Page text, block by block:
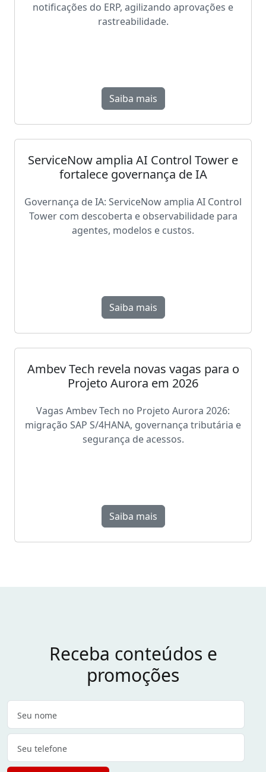
notificações do ERP, agilizando aprovações e
rastreabilidade.
Saiba mais
ServiceNow amplia AI Control Tower e
fortalece governança de IA
Governança de IA: ServiceNow amplia AI Control
Tower com descoberta e observabilidade para
agentes, modelos e custos.
Saiba mais
Ambev Tech revela novas vagas para o
Projeto Aurora em 2026
Vagas Ambev Tech no Projeto Aurora 2026:
migração SAP S/4HANA, governança tributária e
segurança de acessos.
Saiba mais
Receba conteúdos e
promoções